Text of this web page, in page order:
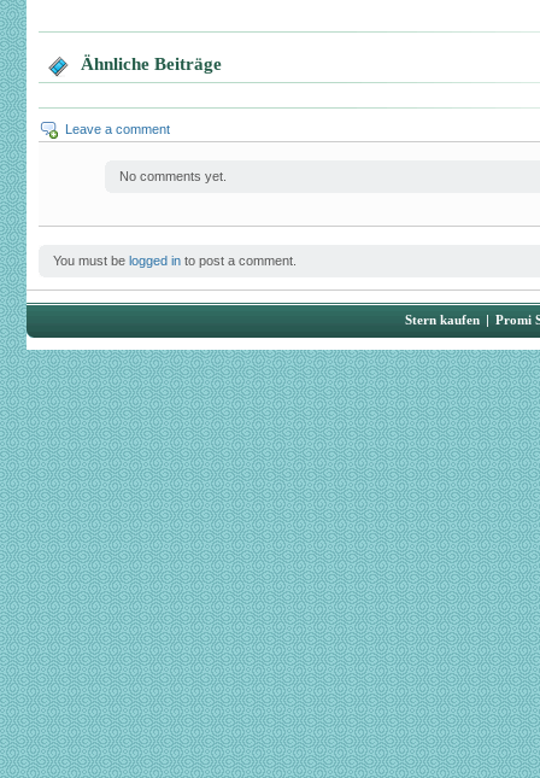
Ähnliche Beiträge
Leave a comment
No comments yet.
You must be logged in to post a comment.
Stern kaufen | Promi